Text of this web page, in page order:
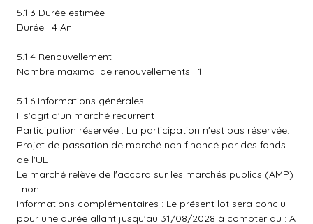
5.1.3 Durée estimée
Durée : 4 An
5.1.4 Renouvellement
Nombre maximal de renouvellements : 1
5.1.6 Informations générales
Il s'agit d'un marché récurrent
Participation réservée : La participation n'est pas réservée.
Projet de passation de marché non financé par des fonds
de l'UE
Le marché relève de l'accord sur les marchés publics (AMP)
: non
Informations complémentaires : Le présent lot sera conclu
pour une durée allant jusqu'au 31/08/2028 à compter du : A